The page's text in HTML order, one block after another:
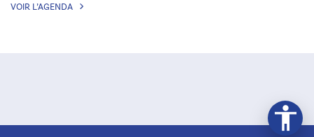
VOIR L’AGENDA